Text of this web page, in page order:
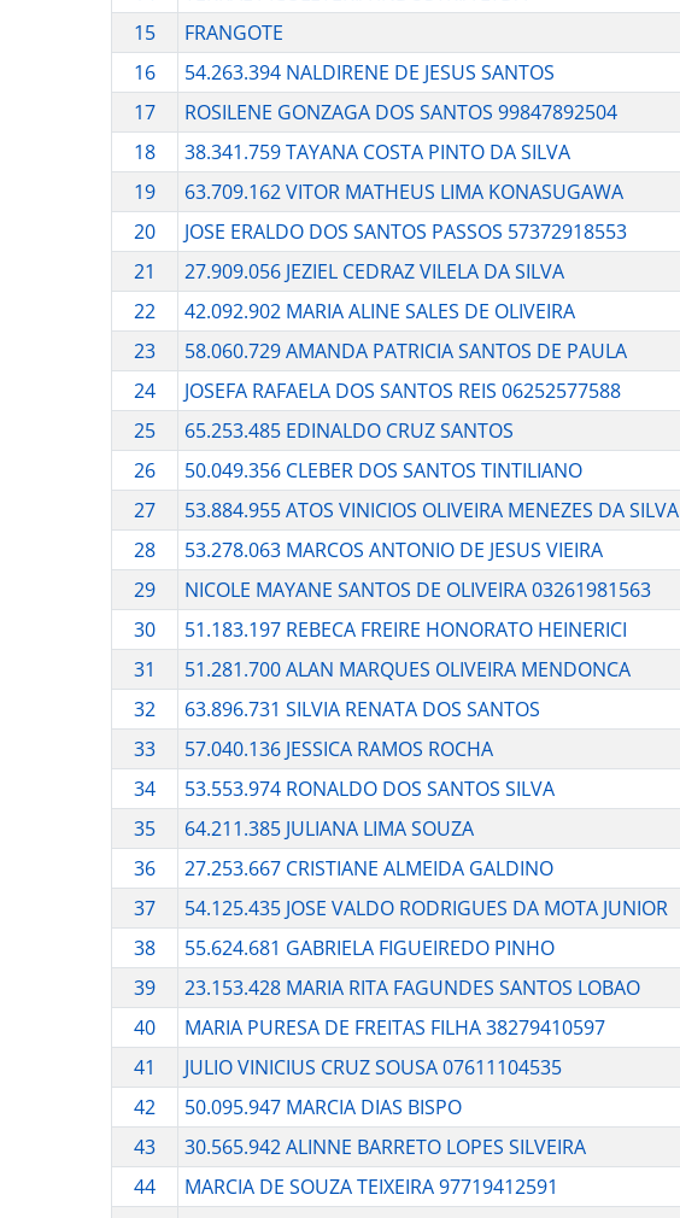
15
FRANGOTE
16
54.263.394 NALDIRENE DE JESUS SANTOS
17
ROSILENE GONZAGA DOS SANTOS 99847892504
18
38.341.759 TAYANA COSTA PINTO DA SILVA
19
63.709.162 VITOR MATHEUS LIMA KONASUGAWA
20
JOSE ERALDO DOS SANTOS PASSOS 57372918553
21
27.909.056 JEZIEL CEDRAZ VILELA DA SILVA
22
42.092.902 MARIA ALINE SALES DE OLIVEIRA
23
58.060.729 AMANDA PATRICIA SANTOS DE PAULA
24
JOSEFA RAFAELA DOS SANTOS REIS 06252577588
25
65.253.485 EDINALDO CRUZ SANTOS
26
50.049.356 CLEBER DOS SANTOS TINTILIANO
27
53.884.955 ATOS VINICIOS OLIVEIRA MENEZES DA SILVA
28
53.278.063 MARCOS ANTONIO DE JESUS VIEIRA
29
NICOLE MAYANE SANTOS DE OLIVEIRA 03261981563
30
51.183.197 REBECA FREIRE HONORATO HEINERICI
31
51.281.700 ALAN MARQUES OLIVEIRA MENDONCA
32
63.896.731 SILVIA RENATA DOS SANTOS
33
57.040.136 JESSICA RAMOS ROCHA
34
53.553.974 RONALDO DOS SANTOS SILVA
35
64.211.385 JULIANA LIMA SOUZA
36
27.253.667 CRISTIANE ALMEIDA GALDINO
37
54.125.435 JOSE VALDO RODRIGUES DA MOTA JUNIOR
38
55.624.681 GABRIELA FIGUEIREDO PINHO
39
23.153.428 MARIA RITA FAGUNDES SANTOS LOBAO
40
MARIA PURESA DE FREITAS FILHA 38279410597
41
JULIO VINICIUS CRUZ SOUSA 07611104535
42
50.095.947 MARCIA DIAS BISPO
43
30.565.942 ALINNE BARRETO LOPES SILVEIRA
44
MARCIA DE SOUZA TEIXEIRA 97719412591